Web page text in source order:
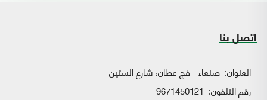
اتصل بنا
العنوان: صنعاء - فج عطان، شارع الستين
رقم التلفون: 9671450121